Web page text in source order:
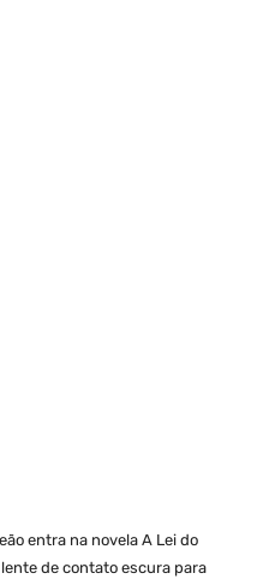
entra na novela A Lei do
de contato escura para